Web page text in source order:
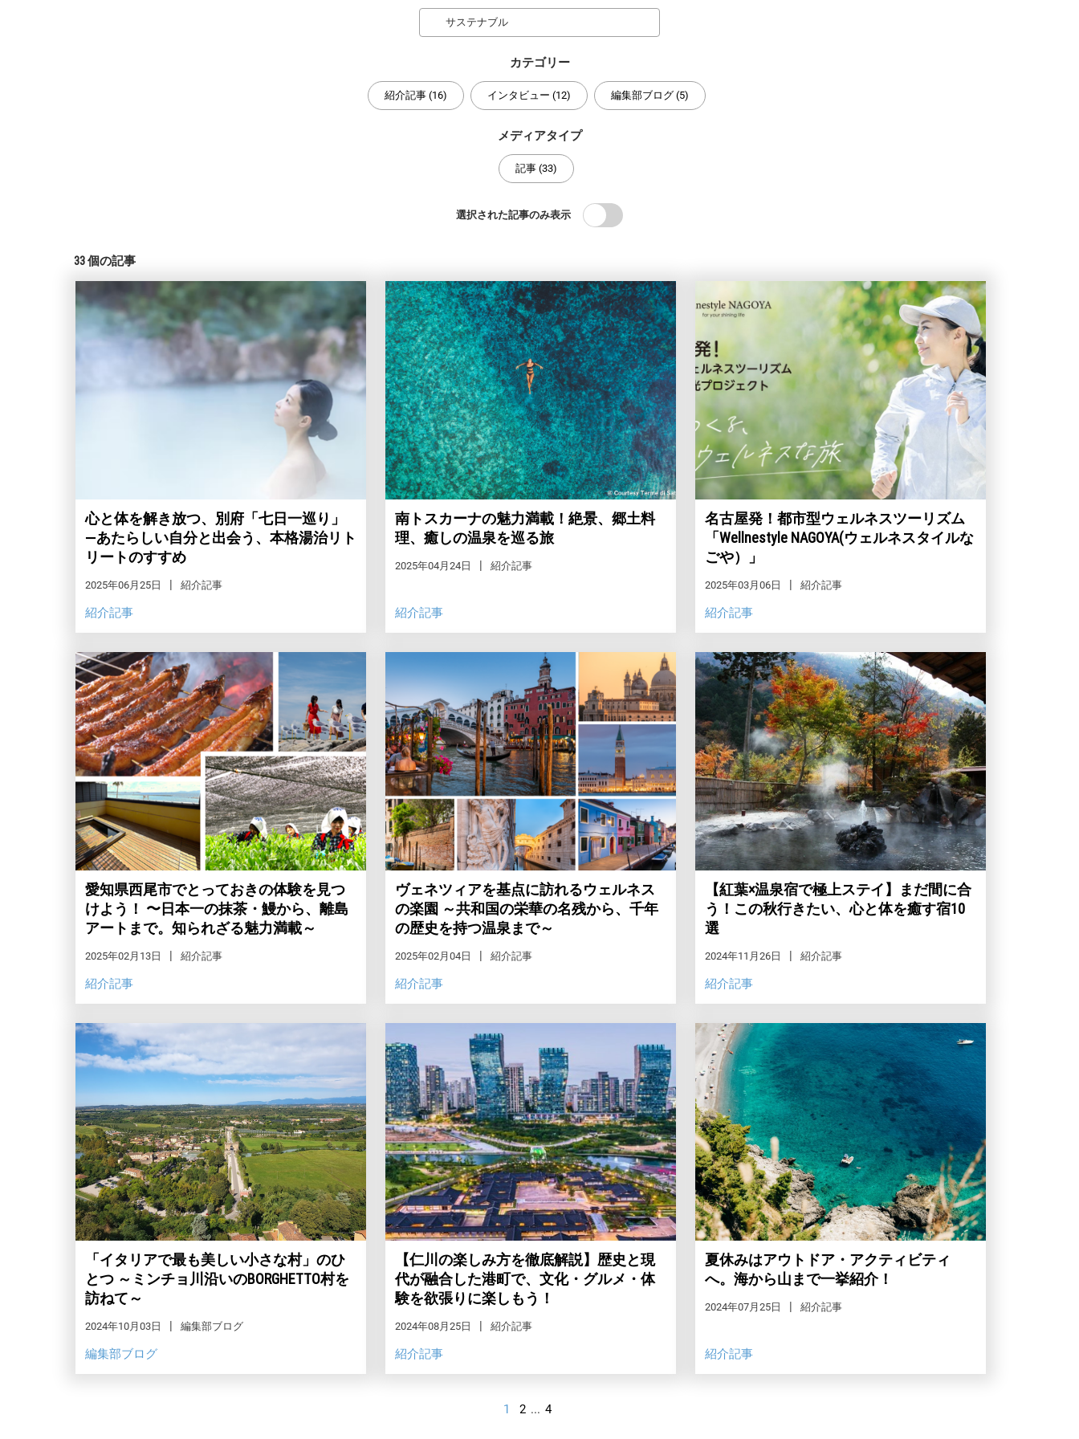
カテゴリー
紹介記事 (16) インタビュー (12) 編集部ブログ (5)
メディアタイプ
記事 (33)
選択された記事のみ表示
33個の記事
心と体を解き放つ、別府「七日一巡り」
―あたらしい自分と出会う、本格湯治リト
リートのすすめ
2025年06月25日 紹介記事
紹介記事
南トスカーナの魅力満載！絶景、郷土料
理、癒しの温泉を巡る旅
2025年04月24日 紹介記事
紹介記事
名古屋発！都市型ウェルネスツーリズム
「Wellnestyle NAGOYA(ウェルネスタイルな
ごや）」
2025年03月06日 紹介記事
紹介記事
愛知県西尾市でとっておきの体験を見つ
けよう！ 〜日本一の抹茶・鰻から、離島
アートまで。知られざる魅力満載～
2025年02月13日 紹介記事
紹介記事
ヴェネツィアを基点に訪れるウェルネス
の楽園 ～共和国の栄華の名残から、千年
の歴史を持つ温泉まで～
2025年02月04日 紹介記事
紹介記事
【紅葉×温泉宿で極上ステイ】まだ間に合
う！この秋行きたい、心と体を癒す宿10
選
2024年11月26日 紹介記事
紹介記事
「イタリアで最も美しい小さな村」のひ
とつ ～ミンチョ川沿いのBORGHETTO村を
訪ねて～
2024年10月03日 編集部ブログ
編集部ブログ
【仁川の楽しみ方を徹底解説】歴史と現
代が融合した港町で、文化・グルメ・体
験を欲張りに楽しもう！
2024年08月25日 紹介記事
紹介記事
夏休みはアウトドア・アクティビティ
へ。海から山まで一挙紹介！
2024年07月25日 紹介記事
紹介記事
1 2 ... 4